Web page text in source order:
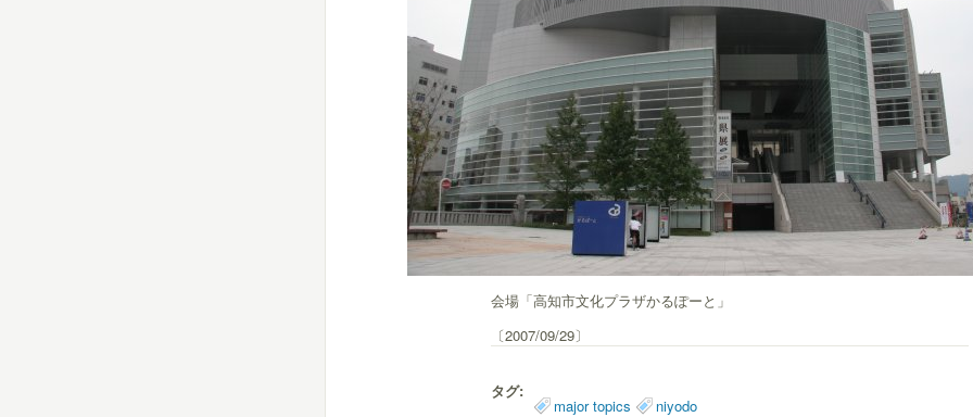
会場「高知市文化プラザかるぽーと」
〔2007/09/29〕
タグ:
major topics niyodo